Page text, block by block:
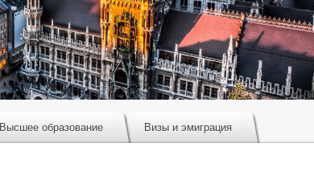
Высшее образование Визы и эмиграция